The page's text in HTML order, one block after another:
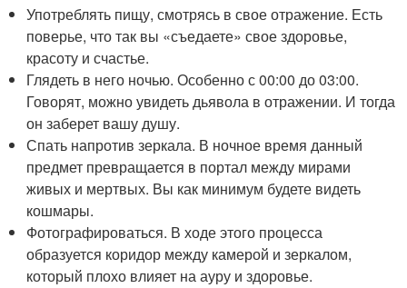
Употреблять пищу, смотрясь в свое отражение. Есть
поверье, что так вы «съедаете» свое здоровье,
красоту и счастье.
Глядеть в него ночью. Особенно с 00:00 до 03:00.
Говорят, можно увидеть дьявола в отражении. И тогда
он заберет вашу душу.
Спать напротив зеркала. В ночное время данный
предмет превращается в портал между мирами
живых и мертвых. Вы как минимум будете видеть
кошмары.
Фотографироваться. В ходе этого процесса
образуется коридор между камерой и зеркалом,
который плохо влияет на ауру и здоровье.